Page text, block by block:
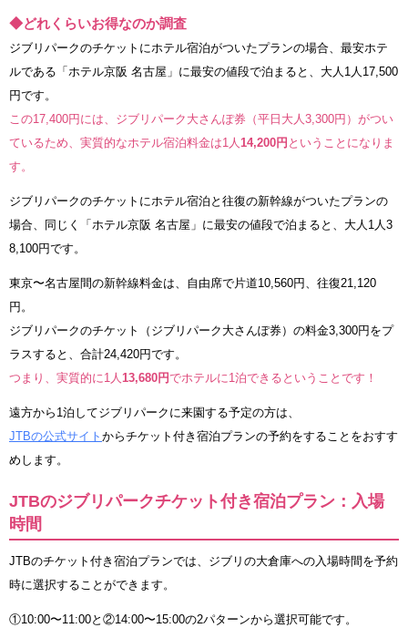
◆どれくらいお得なのか調査
ジブリパークのチケットにホテル宿泊がついたプランの場合、最安ホテ
ルである「ホテル京阪 名古屋」に最安の値段で泊まると、大人1人17,500
円です。
この17,400円には、ジブリパーク大さんぽ券（平日大人3,300円）がつい
ているため、実質的なホテル宿泊料金は1人14,200円 ということになりま
す。
ジブリパークのチケットにホテル宿泊と往復の新幹線がついたプランの
場合、同じく「ホテル京阪 名古屋」に最安の値段で泊まると、大人1人3
8,100円です。
東京〜名古屋間の新幹線料金は、自由席で片道10,560円、往復21,120
円。
ジブリパークのチケット（ジブリパーク大さんぽ券）の料金3,300円をプ
ラスすると、合計24,420円です。
つまり、実質的に1人13,680円でホテルに1泊できるということです！
遠方から1泊してジブリパークに来園する予定の方は、
JTBの公式サイト からチケット付き宿泊プランの予約をすることをおすす
めします。
JTBのジブリパークチケット付き宿泊プラン：入場
時間
JTBのチケット付き宿泊プランでは、ジブリの大倉庫への入場時間を予約
時に選択することができます。
①10:00〜11:00と②14:00〜15:00の2パターンから選択可能です。